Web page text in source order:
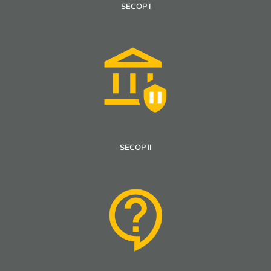
SECOP I
SECOP II